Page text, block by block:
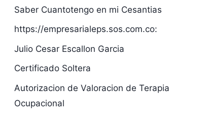
Saber Cuantotengo en mi Cesantias
https://empresarialeps.sos.com.co:
Julio Cesar Escallon Garcia
Certificado Soltera
Autorizacion de Valoracion de Terapia
Ocupacional